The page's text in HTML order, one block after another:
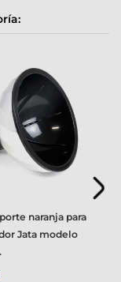
Jata modelo